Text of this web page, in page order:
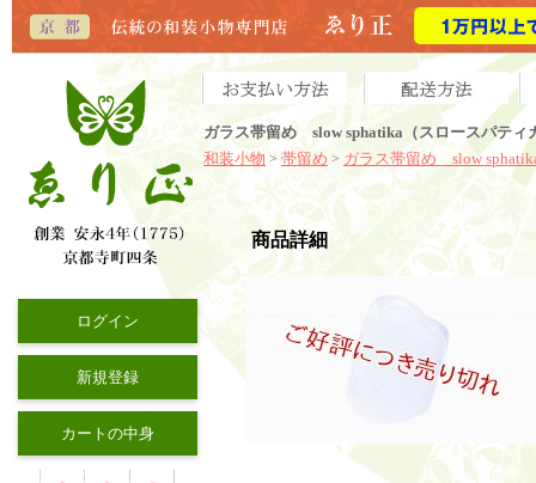
ガラス帯留め slow sphatika（スロースパテ
和装小物 > 帯留め > ガラス帯留め slow
ログイン
新規登録
カートの中身
商品詳細